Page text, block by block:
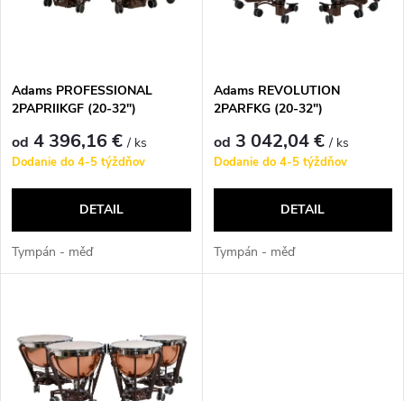
e
p
r
o
d
u
k
s
p
r
d
k
Adams PROFESSIONAL
2PAPRIIKGF (20-32")
od 4 396,16 €/ ks
Dodanie do 4-5 týždňov
DETAIL
Tympán - měď
Adams REVOLUTION
2PARFKG (20-32")
od 3 042,04 €/ ks
Dodanie do 4-5 týždňov
DETAIL
Tympán - měď